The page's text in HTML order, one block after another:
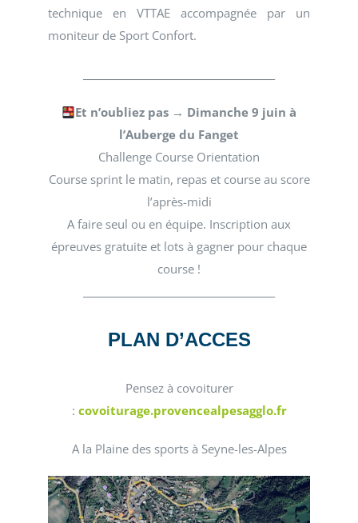
technique en VTTAE accompagnée par un
moniteur de Sport Confort.
Et n’oubliez pas → Dimanche 9 juin à
l’Auberge du Fanget
Challenge Course Orientation
Course sprint le matin, repas et course au score
l’après-midi
A faire seul ou en équipe. Inscription aux
épreuves gratuite et lots à gagner pour chaque
course !
PLAN D’ACCES
Pensez à covoiturer
: covoiturage.provencealpesagglo.fr
A la Plaine des sports à Seyne-les-Alpes